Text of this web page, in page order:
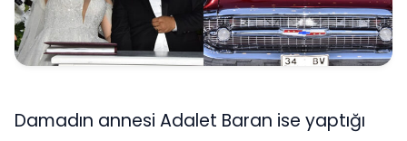
Damadın annesi Adalet Baran ise yaptığı